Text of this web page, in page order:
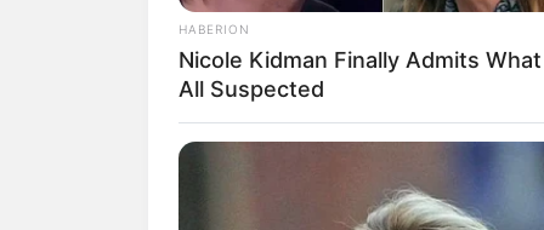
banyak disukai masyarakat membuat
maupun on air.
Beberapa judul
yang berhasil
Atef),Ya Habibal Qolbi,Rohman Ya
Bukan hanya manggung, ia dan rekan
sebagai juri dalam ajang pencarian
HABERION
Nicole Kidman Finally Admits
All Suspected